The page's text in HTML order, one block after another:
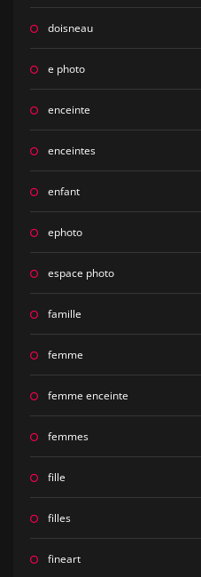
doisneau
e photo
enceinte
enceintes
enfant
ephoto
espace photo
famille
femme
femme enceinte
femmes
fille
filles
fineart